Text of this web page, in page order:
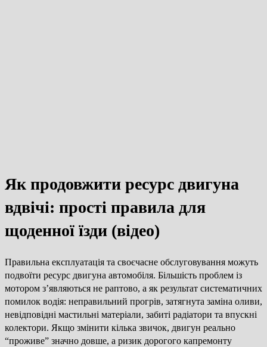
Як продовжити ресурс двигуна
вдвічі: прості правила для
щоденної їзди (відео)
Правильна експлуатація та своєчасне обслуговування можуть
подвоїти ресурс двигуна автомобіля. Більшість проблем із
мотором з’являються не раптово, а як результат систематичних
помилок водія: неправильний прогрів, затягнута заміна оливи,
невідповідні мастильні матеріали, забиті радіатори та впускні
колектори. Якщо змінити кілька звичок, двигун реально
“проживе” значно довше, а ризик дорогого капремонту